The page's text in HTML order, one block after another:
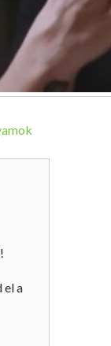
el a